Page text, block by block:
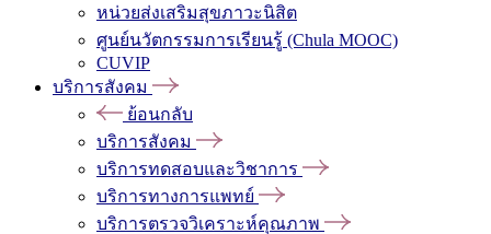
หน่วยส่งเสริมสุขภาวะนิสิต
ศูนย์นวัตกรรมการเรียนรู้ (Chula MOOC)
CUVIP
บริการสังคม
ย้อนกลับ
บริการสังคม
บริการทดสอบและวิชาการ
บริการทางการแพทย์
บริการตรวจวิเคราะห์คุณภาพ